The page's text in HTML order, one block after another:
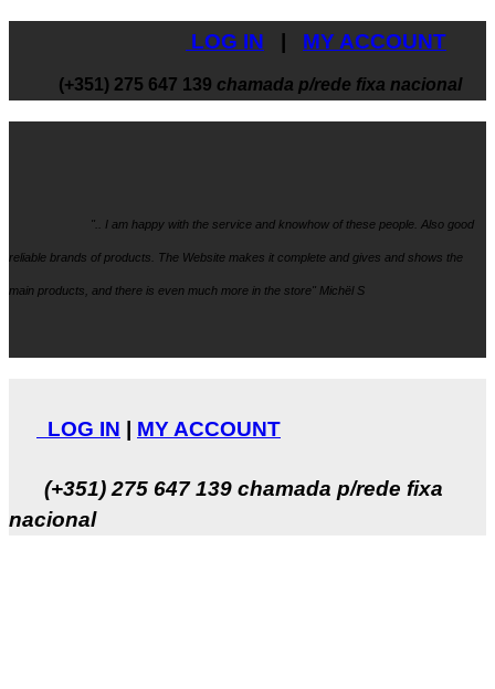
LOG IN MY ACCOUNT
(+351) 275 647 139 chamada p/rede fixa nacional
".. I am happy with the service and knowhow of these people. Also good
reliable brands of products. The Website makes it complete and gives and shows the
main products, and there is even much more in the store" Michël S
LOG IN MY ACCOUNT
(+351) 275 647 139 chamada p/rede fixa
nacional